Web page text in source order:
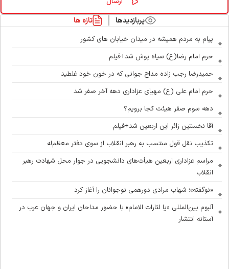
پربازدیدها تازه ها
پیام به مردم همیشه در میدان خیابان های کشور
حرم امام رضا(ع) سیاه پوش شد+فیلم
حمیدرضا رجب زاده مداح جوانی که در خون خود غلطید
حرم امام علی (ع) مهیای عزاداری دهه آخر صفر شد
دهه سوم صفر هیئت کجا برویم؟
آقا نخستین زائر این اربعین شد+فیلم
تکذیب نقل قول منتسب به رهبر انقلاب از سوی دفتر معظم‌له
مراسم عزاداری اربعین هیأت‌های دانشجویی در جوار محل شهادت رهبر
انقلاب
«نوگفته»؛ شهاب مرادی دورهمی نوجوانان را آغاز کرد
آلبوم بین‌المللی «یا لثارات الامام» با حضور مداحان ایران و جهان عرب در
آستانه انتشار